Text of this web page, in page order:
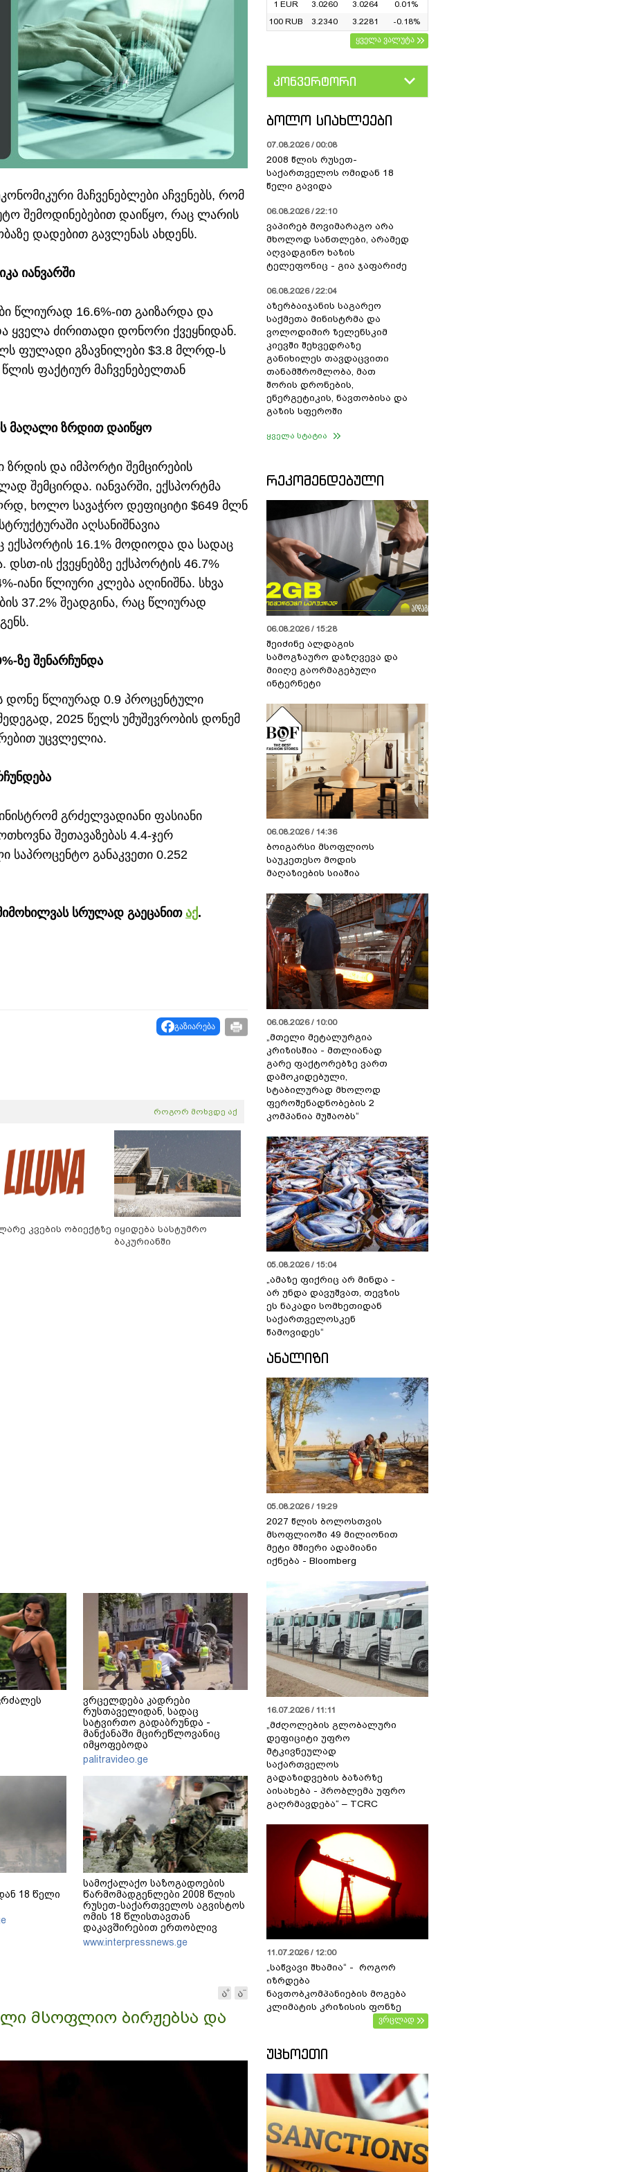
მაჩვენებლები აჩვენებს, რომ
შემოდინებებით დაიწყო, რაც ლარის
დადებით გავლენას ახდენს.
იანვარში
წლიურად 16.6%-ით გაიზარდა და
ყველა ძირითადი დონორი ქვეყნიდან.
ფულადი გზავნილები $3.8 მლრდ-ს
ფაქტიურ მაჩვენებელთან
მაღალი ზრდით დაიწყო
ზრდის და იმპორტი შემცირების
შემცირდა. იანვარში, ექსპორტმა
ხოლო სავაჭრო დეფიციტი $649 მლნ
აღსანიშნავია
ექსპორტის 16.1% მოდიოდა და სადაც
ის ქვეყნებზე ექსპორტის 46.7%
იანი წლიური კლება აღინიშნა. სხვა
37.2% შეადგინა, რაც წლიურად
ზე შენარჩუნდა
დონე წლიურად 0.9 პროცენტული
2025 წელს უმუშევრობის დონემ
უცვლელია.
გრძელვადიანი ფასიანი
შეთავაზებას 4.4-ჯერ
განაკვეთი 0.252
სრულად გაეცანით აქ.
გაზიარება
როგორ მოხვდე აქ
კვების ობიექტზე იყიდება სასტუმრო
ბაკურიანში
ვრცელდება კადრები
რუსთაველიდან, სადაც
სატვირთო გადაბრუნდა -
მანქანაში მცირეწლოვანიც
იმყოფებოდა
palitravideo.ge
18 წელი
სამოქალაქო საზოგადოების
წარმომადგენლები 2008 წლის
რუსეთ-საქართველოს აგვისტოს
ომის 18 წლისთავთან
დაკავშირებით ერთობლივ
განცხადებას ავრცელებენ
www.interpressnews.ge
მსოფლიო ბირჟებსა და
1 EUR
3.0260 3.0264
0.01%
100 RUB
3.2340 3.2281
-0.18%
ყველა ვალუტა
კონვერტორი
ᲑᲝᲚᲝ ᲡᲘᲐᲮᲚᲔᲔᲑᲘ
07.08.2026 / 00:08
2008 წლის რუსეთ-
საქართველოს ომიდან 18
წელი გავიდა
06.08.2026 / 22:10
ვაპირებ მოვიმარაგო არა
მხოლოდ სანთლები, არამედ
აღვადგინო ხაზის
ტელეფონიც - გია ჯაფარიძე
06.08.2026 / 22:04
აზერბაიჯანის საგარეო
საქმეთა მინისტრმა და
ვოლოდიმირ ზელენსკიმ
კიევში შეხვედრაზე
განიხილეს თავდაცვითი
თანამშრომლობა, მათ
შორის დრონების,
ენერგეტიკის, ნავთობისა და
გაზის სფეროში
ყველა სტატია
ᲠᲔᲙᲝᲛᲔᲜᲓᲔᲑᲣᲚᲘ
06.08.2026 / 15:28
შეიძინე ალდაგის
სამოგზაურო დაზღვევა და
მიიღე გაორმაგებული
ინტერნეტი
06.08.2026 / 14:36
ბოიგარსი მსოფლიოს
საუკეთესო მოდის
მაღაზიების სიაშია
06.08.2026 / 10:00
„მთელი მეტალურგია
კრიზისშია - მთლიანად
გარე ფაქტორებზე ვართ
დამოკიდებული,
სტაბილურად მხოლოდ
ფეროშენადნობების 2
კომპანია მუშაობს“
05.08.2026 / 15:04
„ამაზე ფიქრიც არ მინდა -
არ უნდა დავუშვათ, თევზის
ეს ნაკადი სომხეთიდან
საქართველოსკენ
წამოვიდეს“
ᲐᲜᲐᲚᲘᲖᲘ
05.08.2026 / 19:29
2027 წლის ბოლოსთვის
მსოფლიოში 49 მილიონით
მეტი მშიერი ადამიანი
იქნება - Bloomberg
16.07.2026 / 11:11
„მძღოლების გლობალური
დეფიციტი უფრო
მტკივნეულად
საქართველოს
გადაზიდვების ბაზარზე
აისახება - პრობლემა უფრო
გაღრმავდება“ – TCRC
11.07.2026 / 12:00
„საწვავი შხამია“ - როგორ
იზრდება
ნავთობკომპანიების მოგება
კლიმატის კრიზისის ფონზე
ვრცლად
ᲣᲪᲮᲝᲔᲗᲘ